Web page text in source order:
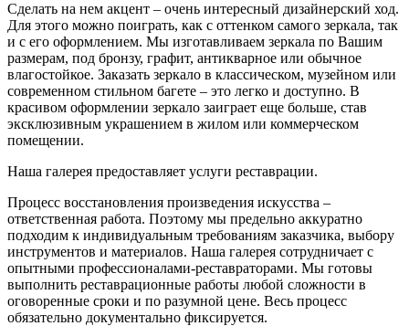
Сделать на нем акцент – очень интересный дизайнерский ход.
Для этого можно поиграть, как с оттенком самого зеркала, так
и с его оформлением. Мы изготавливаем зеркала по Вашим
размерам, под бронзу, графит, антикварное или обычное
влагостойкое. Заказать зеркало в классическом, музейном или
современном стильном багете – это легко и доступно. В
красивом оформлении зеркало заиграет еще больше, став
эксклюзивным украшением в жилом или коммерческом
помещении.
Наша галерея предоставляет услуги реставрации.
Процесс восстановления произведения искусства –
ответственная работа. Поэтому мы предельно аккуратно
подходим к индивидуальным требованиям заказчика, выбору
инструментов и материалов. Наша галерея сотрудничает с
опытными профессионалами-реставраторами. Мы готовы
выполнить реставрационные работы любой сложности в
оговоренные сроки и по разумной цене. Весь процесс
обязательно документально фиксируется.